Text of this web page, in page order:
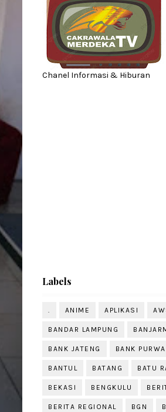
Chanel Informasi & Hiburan
Labels
. ANIME APLIKASI
BANDAR LAMPUNG
BANK JATENG BANK
BANTUL BATANG BATU
BEKASI BENGKULU
BERITA REGIONAL BGN